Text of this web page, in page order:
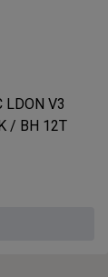
LDON V3
/ BH 12T